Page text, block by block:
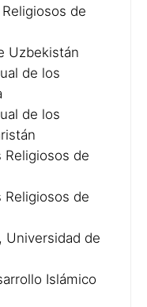
de
Uzbekistán
de los
de los
de
de
Universidad de
Islámico